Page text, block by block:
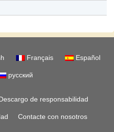
Français Español
русский
de responsabilidad
Contacte con nosotros